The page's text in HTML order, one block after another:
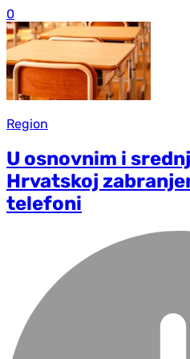
0
Region
U osnovnim i
Hrvatskoj
telefoni